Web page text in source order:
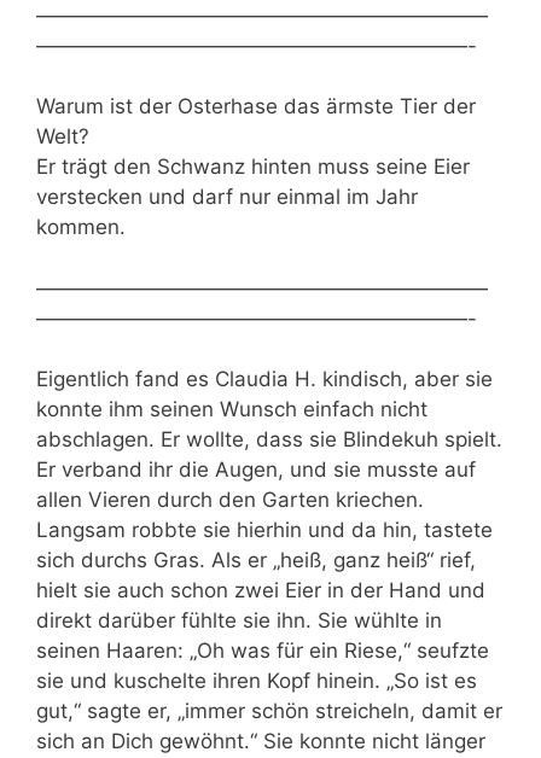
——————————————————————
—————————————————————-
Warum ist der Osterhase das ärmste Tier der
Welt?
Er trägt den Schwanz hinten muss seine Eier
verstecken und darf nur einmal im Jahr
kommen.
——————————————————————
—————————————————————-
Eigentlich fand es Claudia H. kindisch, aber sie
konnte ihm seinen Wunsch einfach nicht
abschlagen. Er wollte, dass sie Blindekuh spielt.
Er verband ihr die Augen, und sie musste auf
allen Vieren durch den Garten kriechen.
Langsam robbte sie hierhin und da hin, tastete
sich durchs Gras. Als er „heiß, ganz heiß“ rief,
hielt sie auch schon zwei Eier in der Hand und
direkt darüber fühlte sie ihn. Sie wühlte in
seinen Haaren: „Oh was für ein Riese,“ seufzte
sie und kuschelte ihren Kopf hinein. „So ist es
gut,“ sagte er, „immer schön streicheln, damit er
sich an Dich gewöhnt.“ Sie konnte nicht länger